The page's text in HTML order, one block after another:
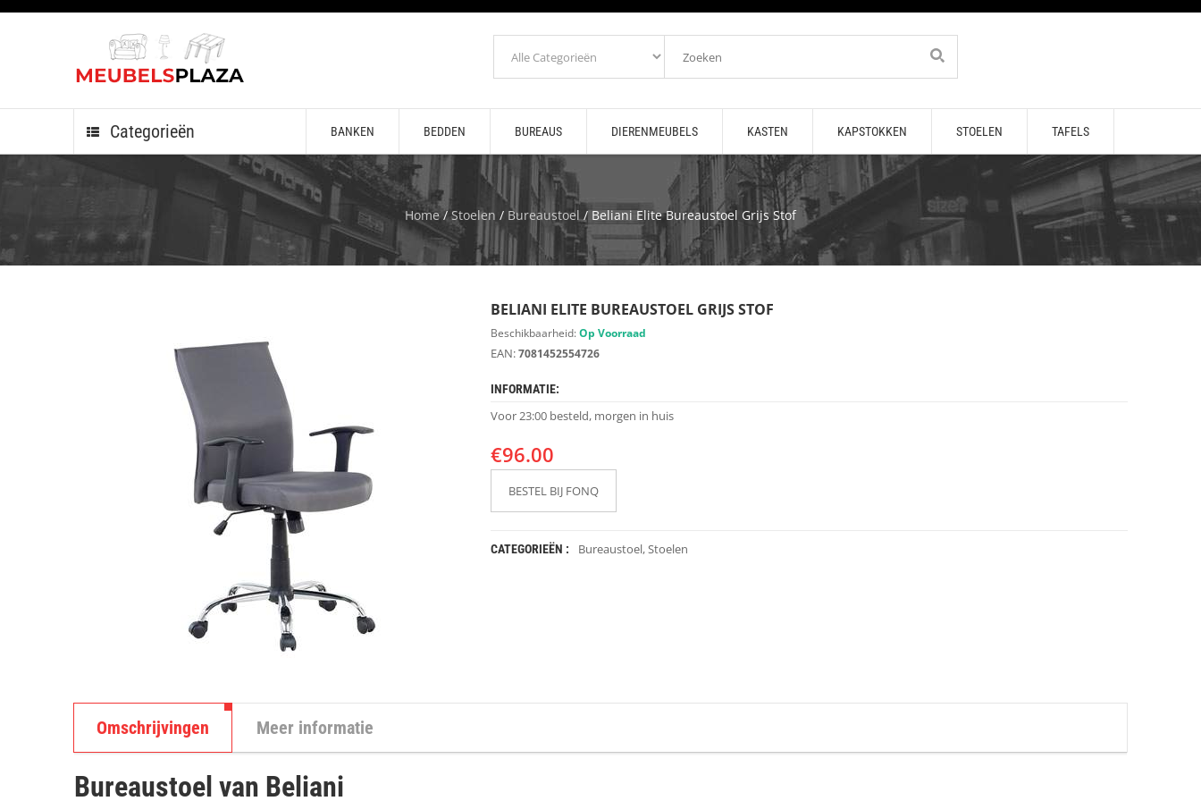
Categorieën BANKEN BEDDEN BUREAUS DIERENMEUBELS KASTEN KAPSTOKKEN STOELEN TAFELS
Home/Stoelen / Bureaustoel/ Beliani Elite Bureaustoel Grijs Stof
BELIANI ELITE BUREAUSTOEL GRIJS STOF
Beschikbaarheid:Op Voorraad
EAN:7081452554726
INFORMATIE:
Voor 23:00 besteld, morgen in huis
€96.00
BESTEL BIJ FONQ
CATEGORIEËN : Bureaustoel,Stoelen
Omschrijvingen Meer informatie
Bureaustoel van Beliani